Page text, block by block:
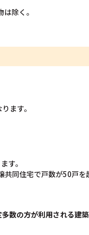
除く。
ます。
す。
同住宅で戸数が50戸
数の方が利用される建